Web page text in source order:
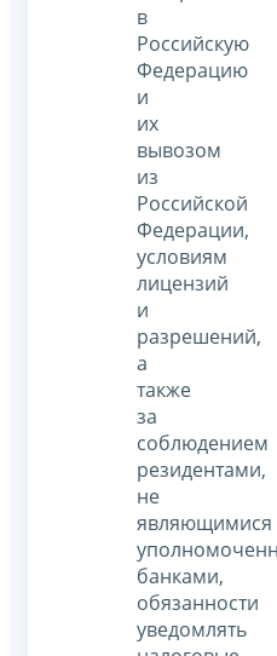
в
Российскую
Федерацию
и
их
вывозом
из
Российской
Федерации,
условиям
лицензий
и
разрешений,
а
также
за
соблюдением
резидентами,
не
являющимися
банками,
обязанности
уведомлять